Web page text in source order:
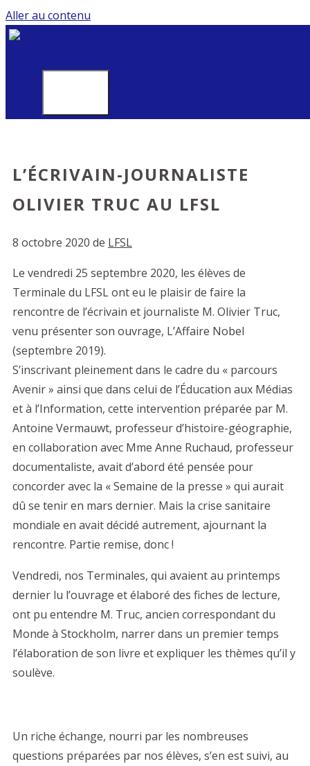
Aller au contenu
L’ÉCRIVAIN-JOURNALISTE
OLIVIER TRUC AU LFSL
8 octobre 2020 de LFSL
Le vendredi 25 septembre 2020, les élèves de
Terminale du LFSL ont eu le plaisir de faire la
rencontre de l’écrivain et journaliste M. Olivier Truc,
venu présenter son ouvrage, L’Affaire Nobel
(septembre 2019).
S’inscrivant pleinement dans le cadre du « parcours
Avenir » ainsi que dans celui de l’Éducation aux Médias
et à l’Information, cette intervention préparée par M.
Antoine Vermauwt, professeur d’histoire-géographie,
en collaboration avec Mme Anne Ruchaud, professeur
documentaliste, avait d’abord été pensée pour
concorder avec la « Semaine de la presse » qui aurait
dû se tenir en mars dernier. Mais la crise sanitaire
mondiale en avait décidé autrement, ajournant la
rencontre. Partie remise, donc !
Vendredi, nos Terminales, qui avaient au printemps
dernier lu l’ouvrage et élaboré des fiches de lecture,
ont pu entendre M. Truc, ancien correspondant du
Monde à Stockholm, narrer dans un premier temps
l’élaboration de son livre et expliquer les thèmes qu’il y
soulève.
Un riche échange, nourri par les nombreuses
questions préparées par nos élèves, s’en est suivi, au